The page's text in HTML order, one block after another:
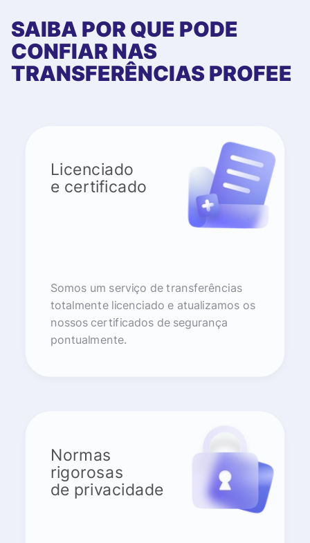
SAIBA POR QUE PODE
CONFIAR NAS
TRANSFERÊNCIAS PROFEE
Licenciado
e certificado
Somos um serviço de transferências
totalmente licenciado e atualizamos os
nossos certificados de segurança
pontualmente.
Normas
rigorosas
de privacidade